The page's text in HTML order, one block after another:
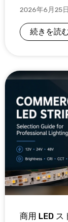
2026年6月25日
続きを読
商用 LED ス